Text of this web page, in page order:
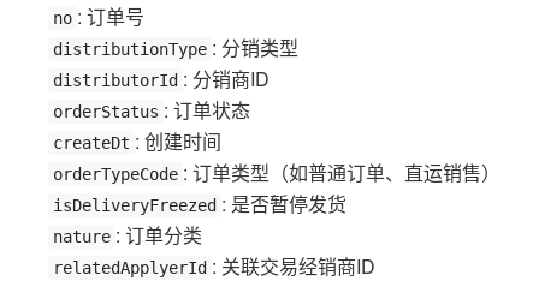
no : 订单号
distributionType : 分销类型
distributorId : 分销商ID
orderStatus : 订单状态
createDt : 创建时间
orderTypeCode : 订单类型（如普通订单、直运销售）
isDeliveryFreezed : 是否暂停发货
nature : 订单分类
relatedApplyerId : 关联交易经销商ID